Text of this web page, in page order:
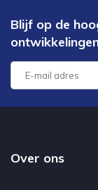
Blijf op de
Over ons